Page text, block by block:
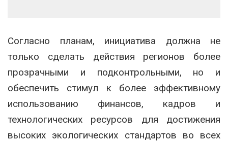
Согласно планам, инициатива должна не
только сделать действия регионов более
прозрачными и подконтрольными, но и
обеспечить стимул к более эффективному
использованию финансов, кадров и
технологических ресурсов для достижения
высоких экологических стандартов во всех